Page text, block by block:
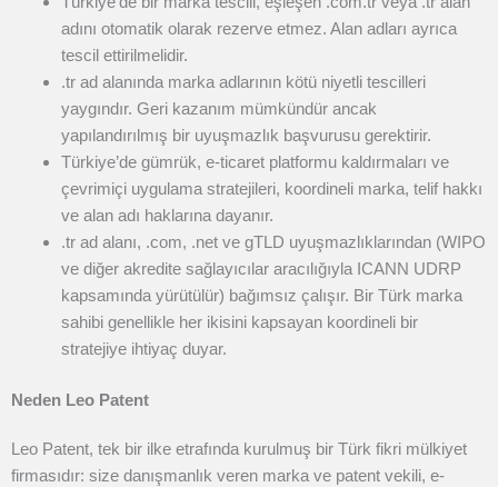
adını otomatik olarak rezerve etmez. Alan adları ayrıca
tescil ettirilmelidir.
.tr ad alanında marka adlarının kötü niyetli tescilleri
yaygındır. Geri kazanım mümkündür ancak
yapılandırılmış bir uyuşmazlık başvurusu gerektirir.
Türkiye’de gümrük, e-ticaret platformu kaldırmaları ve
çevrimiçi uygulama stratejileri, koordineli marka, telif hakkı
ve alan adı haklarına dayanır.
.tr ad alanı, .com, .net ve gTLD uyuşmazlıklarından (WIPO
ve diğer akredite sağlayıcılar aracılığıyla ICANN UDRP
kapsamında yürütülür) bağımsız çalışır. Bir Türk marka
sahibi genellikle her ikisini kapsayan koordineli bir
stratejiye ihtiyaç duyar.
Neden Leo Patent
Leo Patent, tek bir ilke etrafında kurulmuş bir Türk fikri mülkiyet
firmasıdır: size danışmanlık veren marka ve patent vekili, e-